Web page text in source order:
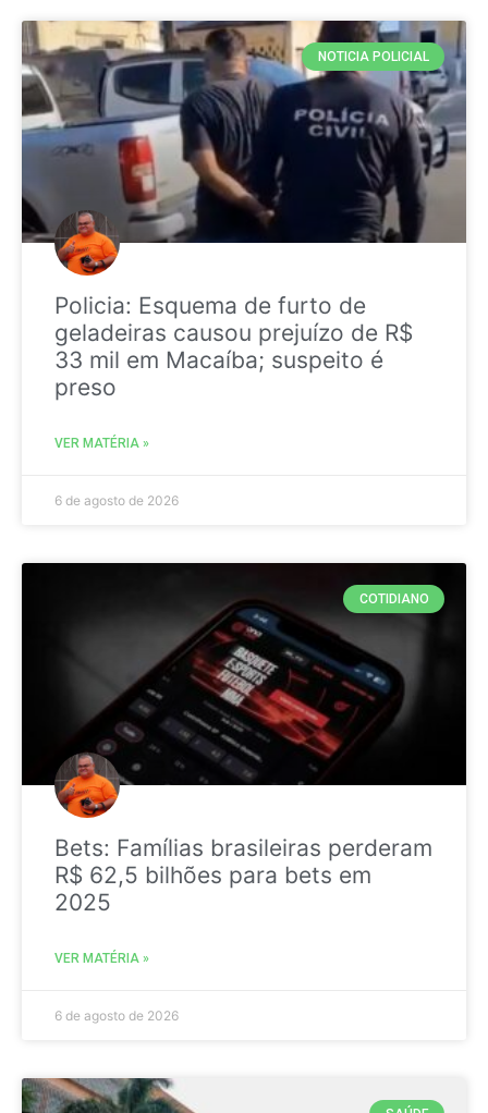
NOTICIA POLICIAL
Policia: Esquema de furto de
geladeiras causou prejuízo de R$
33 mil em Macaíba; suspeito é
preso
VER MATÉRIA »
6 de agosto de 2026
COTIDIANO
Bets: Famílias brasileiras perderam
R$ 62,5 bilhões para bets em
2025
VER MATÉRIA »
6 de agosto de 2026